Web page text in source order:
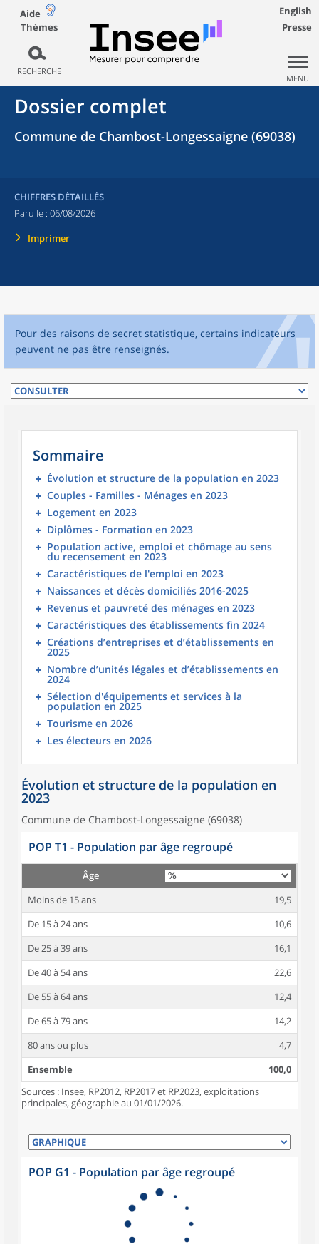
Aide
Thèmes
RECHERCHE
English
Presse
MENU
Dossier complet
Commune de Chambost-Longessaigne (69038)
CHIFFRES DÉTAILLÉS
Paru le : 06/08/2026
Imprimer
Pour des raisons de secret statistique, certains indicateurs
peuvent ne pas être renseignés.
Sommaire
Évolution et structure de la population en 2023
Couples - Familles - Ménages en 2023
Logement en 2023
Diplômes - Formation en 2023
Population active, emploi et chômage au sens
du recensement en 2023
Caractéristiques de l'emploi en 2023
Naissances et décès domiciliés 2016-2025
Revenus et pauvreté des ménages en 2023
Caractéristiques des établissements fin 2024
Créations d’entreprises et d’établissements en
2025
Nombre d’unités légales et d’établissements en
2024
Sélection d'équipements et services à la
population en 2025
Tourisme en 2026
Les électeurs en 2026
Évolution et structure de la population en
2023
Commune de Chambost-Longessaigne (69038)
POP T1 - Population par âge regroupé
Âge
Moins de 15 ans
19,5
De 15 à 24 ans
10,6
De 25 à 39 ans
16,1
De 40 à 54 ans
22,6
De 55 à 64 ans
12,4
De 65 à 79 ans
14,2
80 ans ou plus
4,7
Ensemble
100,0
Sources : Insee, RP2012, RP2017 et RP2023, exploitations
principales, géographie au 01/01/2026.
POP G1 - Population par âge regroupé